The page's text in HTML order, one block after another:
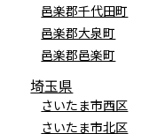
邑楽郡千代田町
邑楽郡大泉町
邑楽郡邑楽町
埼玉県
さいたま市西区
さいたま市北区